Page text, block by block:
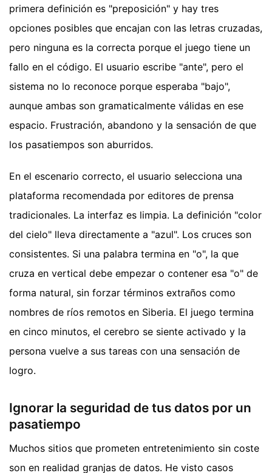
primera definición es "preposición" y hay tres
opciones posibles que encajan con las letras cruzadas,
pero ninguna es la correcta porque el juego tiene un
fallo en el código. El usuario escribe "ante", pero el
sistema no lo reconoce porque esperaba "bajo",
aunque ambas son gramaticalmente válidas en ese
espacio. Frustración, abandono y la sensación de que
los pasatiempos son aburridos.
En el escenario correcto, el usuario selecciona una
plataforma recomendada por editores de prensa
tradicionales. La interfaz es limpia. La definición "color
del cielo" lleva directamente a "azul". Los cruces son
consistentes. Si una palabra termina en "o", la que
cruza en vertical debe empezar o contener esa "o" de
forma natural, sin forzar términos extraños como
nombres de ríos remotos en Siberia. El juego termina
en cinco minutos, el cerebro se siente activado y la
persona vuelve a sus tareas con una sensación de
logro.
Ignorar la seguridad de tus datos por un
pasatiempo
Muchos sitios que prometen entretenimiento sin coste
son en realidad granjas de datos. He visto casos